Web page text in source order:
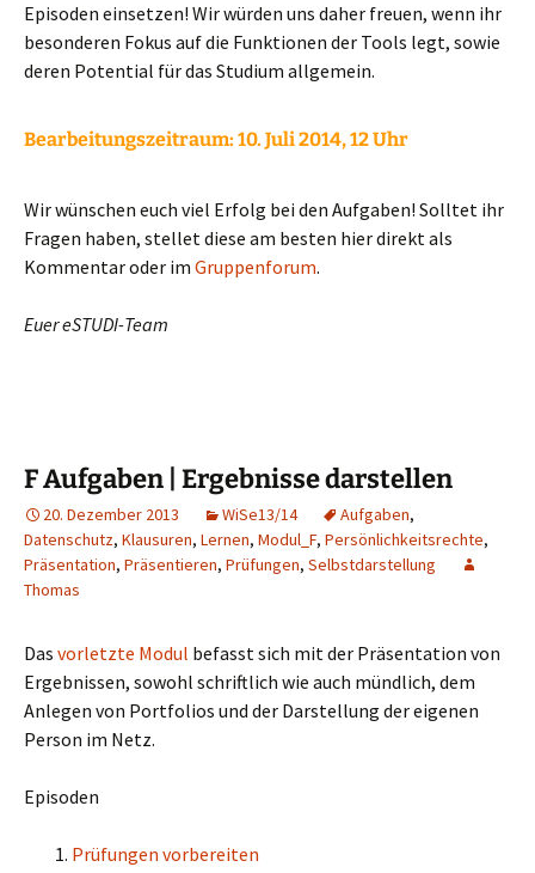
Episoden einsetzen! Wir würden uns daher freuen, wenn ihr
besonderen Fokus auf die Funktionen der Tools legt, sowie
deren Potential für das Studium allgemein.
Bearbeitungszeitraum: 10. Juli 2014, 12 Uhr
Wir wünschen euch viel Erfolg bei den Aufgaben! Solltet ihr
Fragen haben, stellet diese am besten hier direkt als
Kommentar oder im Gruppenforum.
Euer eSTUDI-Team
F Aufgaben | Ergebnisse darstellen
20. Dezember 2013 WiSe13/14 Aufgaben,
Datenschutz, Klausuren, Lernen, Modul_F, Persönlichkeitsrechte,
Präsentation, Präsentieren, Prüfungen, Selbstdarstellung
Thomas
Das vorletzte Modul befasst sich mit der Präsentation von
Ergebnissen, sowohl schriftlich wie auch mündlich, dem
Anlegen von Portfolios und der Darstellung der eigenen
Person im Netz.
Episoden
Prüfungen vorbereiten